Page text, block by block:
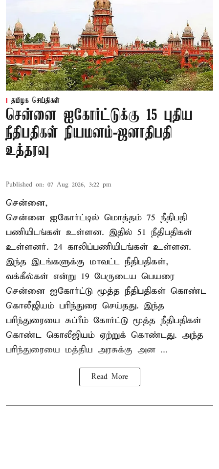
தமிழக செய்திகள்
சென்னை ஐகோர்ட்டுக்கு 15 புதிய
நீதிபதிகள் நியமனம்-ஜனாதிபதி
உத்தரவு
Published on: 07 Aug 2026, 3:22 pm
சென்னை,
சென்னை ஐகோர்ட்டில் மொத்தம் 75 நீதிபதி
பணியிடங்கள் உள்ளன. இதில் 51 நீதிபதிகள்
உள்ளனர். 24 காலிப்பணியிடங்கள் உள்ளன.
இந்த இடங்களுக்கு மாவட்ட நீதிபதிகள்,
வக்கீல்கள் என்று 19 பேருடைய பெயரை
சென்னை ஐகோர்ட்டு மூத்த நீதிபதிகள் கொண்ட
கொலீஜியம் பரிந்துரை செய்தது. இந்த
பரிந்துரையை சுப்ரீம் கோர்ட்டு மூத்த நீதிபதிகள்
கொண்ட கொலீஜியம் ஏற்றுக் கொண்டது. அந்த
பரிந்துரையை மத்திய அரசுக்கு அன ...
Read More